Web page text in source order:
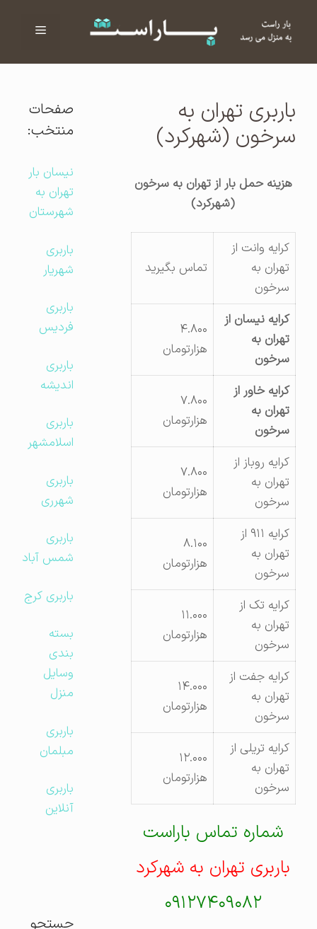
فهرست
باربری تهران به
سرخون (شهرکرد)
هزینه حمل بار از تهران به سرخون
(شهرکرد)
کرایه وانت از
تهران به
سرخون
تماس بگیرید
کرایه نیسان از
تهران به
سرخون
۴.۸۰۰
هزارتومان
کرایه خاور از
تهران به
سرخون
۷.۸۰۰
هزارتومان
کرایه روباز از
تهران به
سرخون
۷.۸۰۰
هزارتومان
کرایه ۹۱۱ از
تهران به
سرخون
۸.۱۰۰
هزارتومان
کرایه تک از
تهران به
سرخون
۱۱.۰۰۰
هزارتومان
کرایه جفت از
تهران به
سرخون
۱۴.۰۰۰
هزارتومان
کرایه تریلی از
تهران به
سرخون
۱۲.۰۰۰
هزارتومان
شماره تماس باراست
باربری تهران به شهرکرد
۰۹۱۲۷۴۰۹۰۸۲
صفحات
منتخب:
نیسان بار
تهران به
شهرستان
باربری
شهریار
باربری
فردیس
باربری
اندیشه
باربری
اسلامشهر
باربری
شهرری
باربری
شمس آباد
باربری کرج
بسته
بندی
وسایل
منزل
باربری
مبلمان
باربری
آنلاین
جستجو